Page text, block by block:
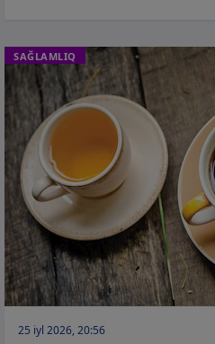
SAĞLAMLIQ
25 iyl 2026, 20:56